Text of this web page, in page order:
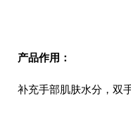
产品作用：
补充手部肌肤水分，双